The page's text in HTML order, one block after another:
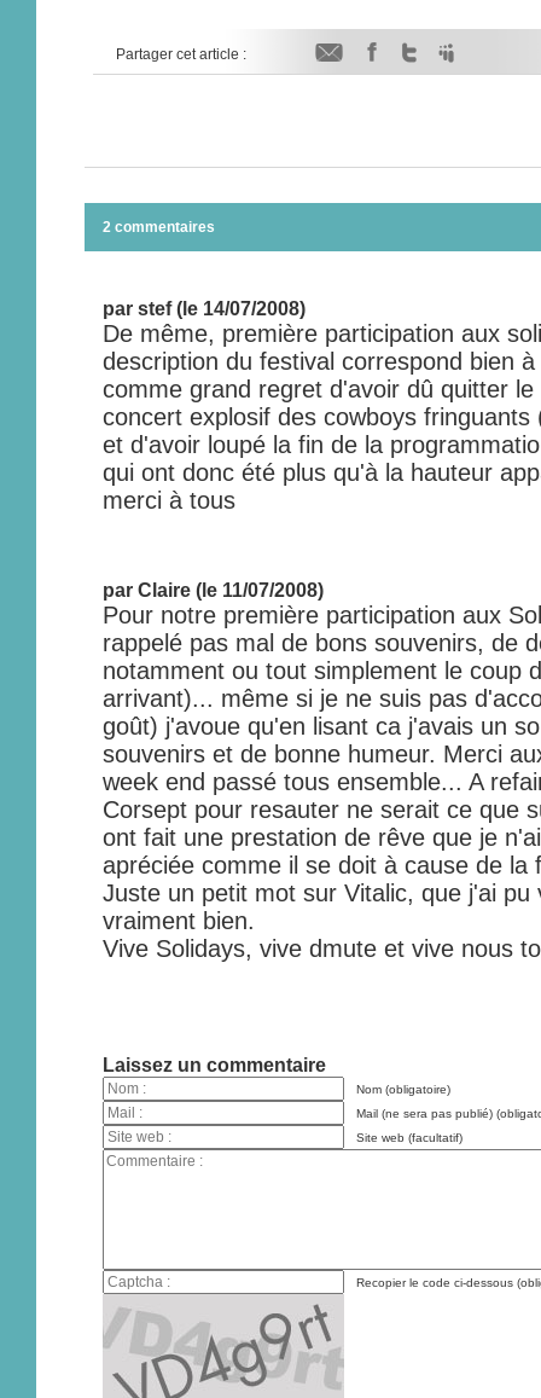
Partager cet article :
2 commentaires
par stef (le 14/07/2008)
De même, première participation aux
description du festival correspond bien
comme grand regret d'avoir dû quitter
concert explosif des cowboys fringuants
et d'avoir loupé la fin de la
qui ont donc été plus qu'à la hauteur
merci à tous
par Claire (le 11/07/2008)
Pour notre première participation aux
rappelé pas mal de bons souvenirs, de
notamment ou tout simplement le coup
arrivant)... même si je ne suis pas
goût) j'avoue qu'en lisant ca j'avais un
souvenirs et de bonne humeur. Merci
week end passé tous ensemble... A
Corsept pour resauter ne serait ce que
ont fait une prestation de rêve que je
apréciée comme il se doit à cause de la
Juste un petit mot sur Vitalic, que j'ai
vraiment bien.
Vive Solidays, vive dmute et vive nous
Laissez un commentaire
Nom (obligatoire)
Mail (ne sera pas publié)
Site web (facultatif)
Recopier le code ci-dessous